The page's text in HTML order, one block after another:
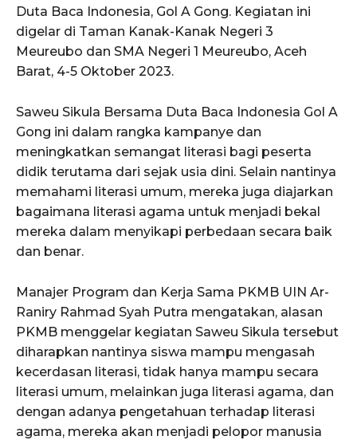
Duta Baca Indonesia, Gol A Gong. Kegiatan ini
digelar di Taman Kanak-Kanak Negeri 3
Meureubo dan SMA Negeri 1 Meureubo, Aceh
Barat, 4-5 Oktober 2023.
Saweu Sikula Bersama Duta Baca Indonesia Gol A
Gong ini dalam rangka kampanye dan
meningkatkan semangat literasi bagi peserta
didik terutama dari sejak usia dini. Selain nantinya
memahami literasi umum, mereka juga diajarkan
bagaimana literasi agama untuk menjadi bekal
mereka dalam menyikapi perbedaan secara baik
dan benar.
Manajer Program dan Kerja Sama PKMB UIN Ar-
Raniry Rahmad Syah Putra mengatakan, alasan
PKMB menggelar kegiatan Saweu Sikula tersebut
diharapkan nantinya siswa mampu mengasah
kecerdasan literasi, tidak hanya mampu secara
literasi umum, melainkan juga literasi agama, dan
dengan adanya pengetahuan terhadap literasi
agama, mereka akan menjadi pelopor manusia